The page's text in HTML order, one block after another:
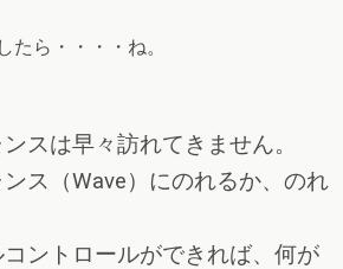
たら・・・・ね。
スは早々訪れてきません。
ス（Wave）にのれるか、のれ
ントロールができれば、何が